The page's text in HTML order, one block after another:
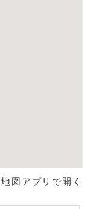
地図アプリで開く